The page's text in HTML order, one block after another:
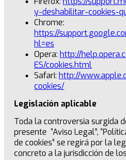
y-deshabilitar-cookies-
Chrome:
https://
hl=es
Opera: http://
ES/cookies.html
Safari: http://
cookies/
Legislación aplicable
Toda la controversia surgida
presente “Aviso Legal”,
de cookies” se regirá por la
concreto a la jurisdicción de